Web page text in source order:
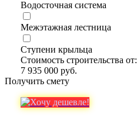
Водосточная система
Межэтажная лестница
Ступени крыльца
Стоимость строительства от:
7 935 000 руб.
Получить смету